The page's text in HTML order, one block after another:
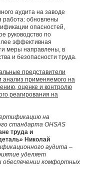
аудита на заводе
работа: обновлены
опасностей,
руководство по
эффективная
меры направлены, в
и безопасности труда.
представители
анализ применяемого на
оценке и контролю
реагирования на
на
стандарта OHSAS
труда и
Николай
аудита –
уделяет
обеспечении комфортных